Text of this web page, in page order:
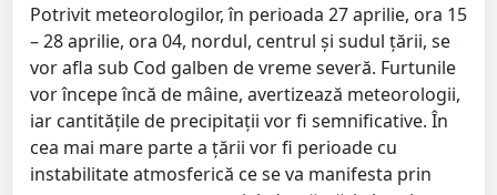
Potrivit meteorologilor, în perioada 27 aprilie, ora 15
– 28 aprilie, ora 04, nordul, centrul și sudul țării, se
vor afla sub Cod galben de vreme severă. Furtunile
vor începe încă de mâine, avertizează meteorologii,
iar cantitățile de precipitații vor fi semnificative. În
cea mai mare parte a țării vor fi perioade cu
instabilitate atmosferică ce se va manifesta prin